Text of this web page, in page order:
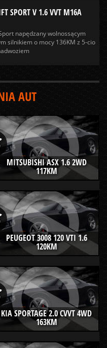
SPORT V 1.6 VVT M16A
napędzany wolnossącym
silnikiem o mocy 136KM z 5-cio
AUT
MITSUBISHI ASX 1.6 2WD
117KM
PEUGEOT 3008 120 VTI 1.6
120KM
KIA SPORTAGE 2.0 CVVT 4WD
163KM